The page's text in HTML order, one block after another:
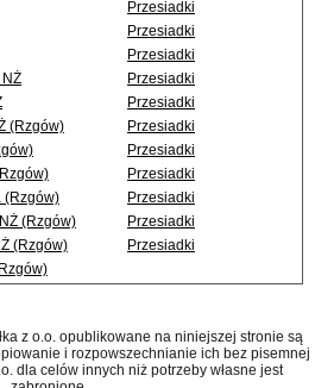
Przesiadki
Przesiadki
Przesiadki
Przesiadki
Przesiadki
(Rzgów)
Przesiadki
Przesiadki
Przesiadki
(Rzgów)
Przesiadki
(Rzgów)
Przesiadki
(Rzgów)
Przesiadki
z o.o. opublikowane na niniejszej stronie są
i rozpowszechnianie ich bez pisemnej
dla celów innych niż potrzeby własne jest